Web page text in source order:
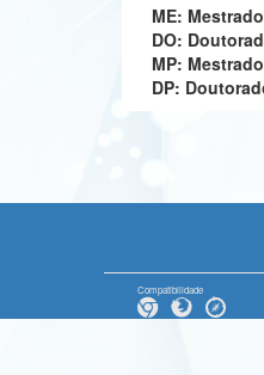
ME:
DO:
MP:
DP:
Compatibilidade